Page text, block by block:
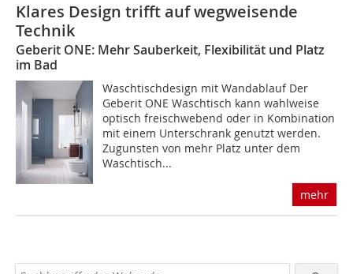
Klares Design trifft auf wegweisende
Technik
Geberit ONE: Mehr Sauberkeit, Flexibilität und Platz
im Bad
Waschtischdesign mit Wandablauf Der
Geberit ONE Waschtisch kann wahlweise
optisch freischwebend oder in Kombination
mit einem Unterschrank genutzt werden.
Zugunsten von mehr Platz unter dem
Waschtisch...
mehr